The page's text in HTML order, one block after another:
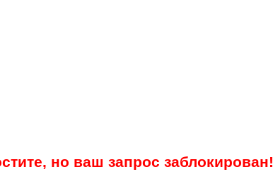
но ваш запрос заблокирован!